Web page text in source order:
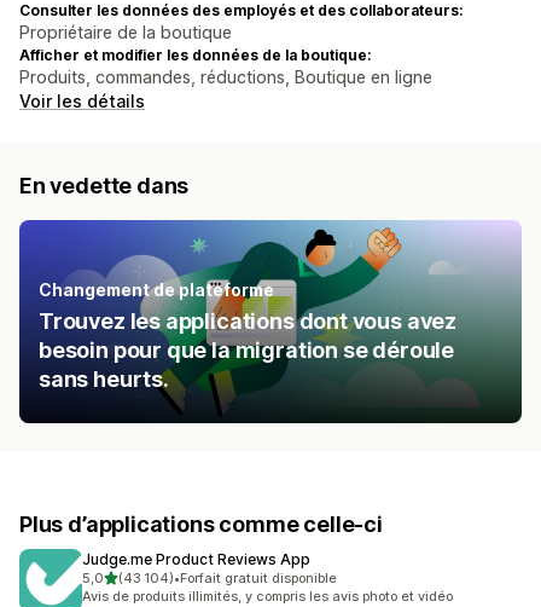
Consulter les données des employés et des collaborateurs:
Propriétaire de la boutique
Afficher et modifier les données de la boutique:
Produits, commandes, réductions, Boutique en ligne
Voir les détails
En vedette dans
Changement de plateforme
Trouvez les applications dont vous avez
besoin pour que la migration se déroule
sans heurts.
Plus d’applications comme celle-ci
Judge.me Product Reviews App
5,0étoile(s) sur 5
(43 104)
43104 avis au total
•Forfait gratuit disponible
Avis de produits illimités, y compris les avis photo et vidéo